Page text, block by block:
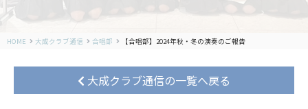
HOME 大成クラブ通信 合唱部 【合唱部】2024年秋・冬の演奏のご報告
大成クラブ通信の一覧へ戻る